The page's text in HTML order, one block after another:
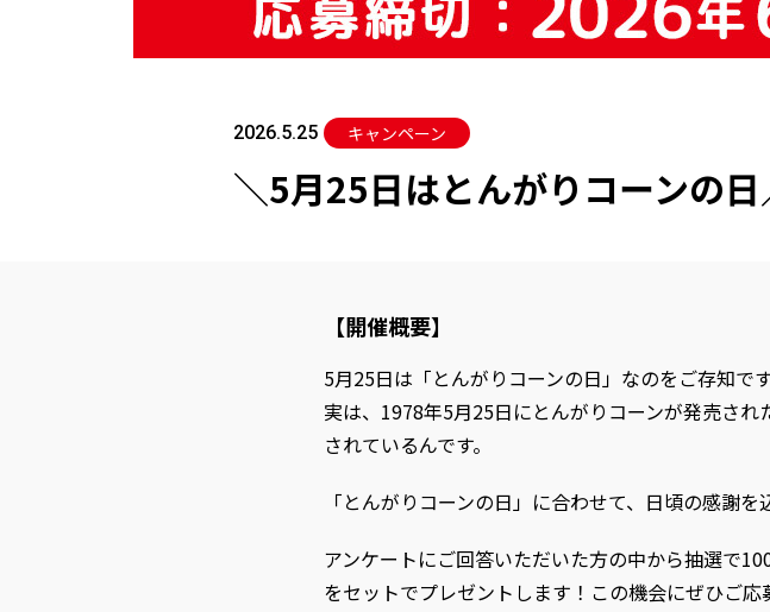
2026.5.25 キャンペーン
＼5月25日はとんがりコーンの
【開催概要】
5月25日は「とんがりコーンの日」なのをご存知で
実は、1978年5月25日にとんがりコーンが発売さ
されているんです。
「とんがりコーンの日」に合わせて、日頃の感謝を
アンケートにご回答いただいた方の中から抽選で
をセットでプレゼントします！この機会にぜひご